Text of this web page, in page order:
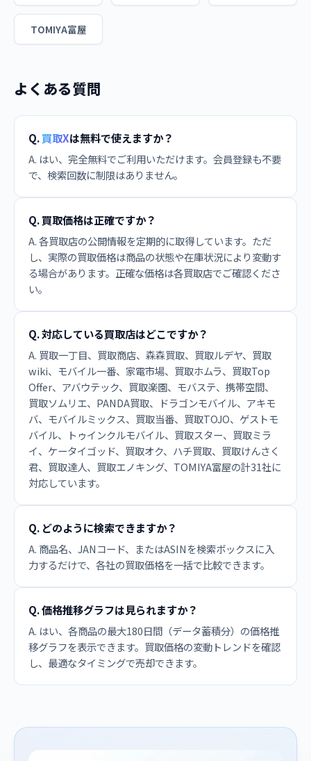
TOMIYA富屋
よくある質問
Q.買取Xは無料で使えますか？
A. はい、完全無料でご利用いただけます。会員登録も不要
で、検索回数に制限はありません。
Q. 買取価格は正確ですか？
A. 各買取店の公開情報を定期的に取得しています。ただ
し、実際の買取価格は商品の状態や在庫状況により変動す
る場合があります。正確な価格は各買取店でご確認くださ
い。
Q. 対応している買取店はどこですか？
A. 買取一丁目、買取商店、森森買取、買取ルデヤ、買取
wiki、モバイル一番、家電市場、買取ホムラ、買取Top
Offer、アバウテック、買取楽園、モバステ、携帯空間、
買取ソムリエ、PANDA買取、ドラゴンモバイル、アキモ
バ、モバイルミックス、買取当番、買取TOJO、ゲストモ
バイル、トゥインクルモバイル、買取スター、買取ミラ
イ、ケータイゴッド、買取オク、ハチ買取、買取けんさく
君、買取達人、買取エノキング、TOMIYA富屋の計31社に
対応しています。
Q. どのように検索できますか？
A. 商品名、JANコード、またはASINを検索ボックスに入
力するだけで、各社の買取価格を一括で比較できます。
Q. 価格推移グラフは見られますか？
A. はい、各商品の最大180日間（データ蓄積分）の価格推
移グラフを表示できます。買取価格の変動トレンドを確認
し、最適なタイミングで売却できます。